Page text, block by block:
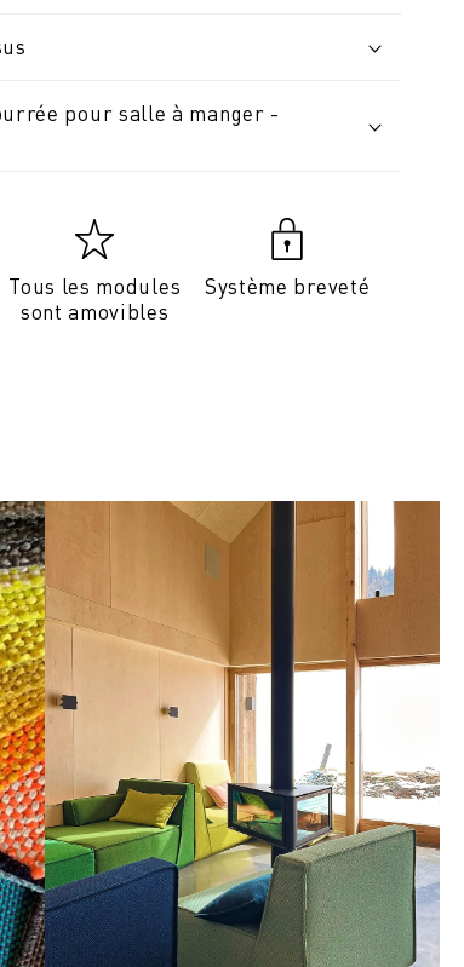
pour salle à manger -
Tous les modules
sont amovibles
Système breveté